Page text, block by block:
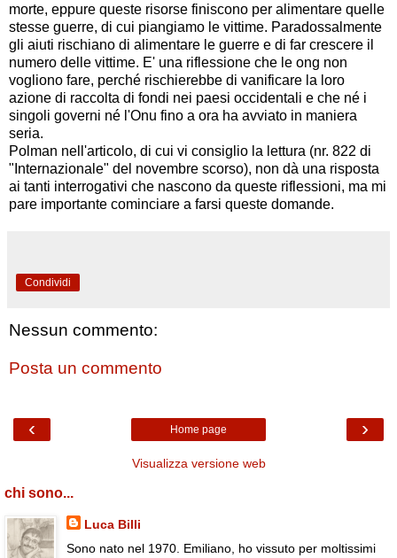
morte, eppure queste risorse finiscono per alimentare quelle
stesse guerre, di cui piangiamo le vittime. Paradossalmente
gli aiuti rischiano di alimentare le guerre e di far crescere il
numero delle vittime. E' una riflessione che le ong non
vogliono fare, perché rischierebbe di vanificare la loro
azione di raccolta di fondi nei paesi occidentali e che né i
singoli governi né l'Onu fino a ora ha avviato in maniera
seria.
Polman nell'articolo, di cui vi consiglio la lettura (nr. 822 di
"Internazionale" del novembre scorso), non dà una risposta
ai tanti interrogativi che nascono da queste riflessioni, ma mi
pare importante cominciare a farsi queste domande.
Condividi
Nessun commento:
Posta un commento
‹ ›
Home page
Visualizza versione web
chi sono...
Luca Billi
Sono nato nel 1970. Emiliano, ho vissuto per moltissimi